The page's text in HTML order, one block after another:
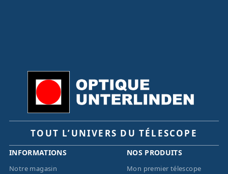
TOUT L’UNIVERS DU TÉLESCOPE
INFORMATIONS
Notre magasin
NOS PRODUITS
Mon premier télescope